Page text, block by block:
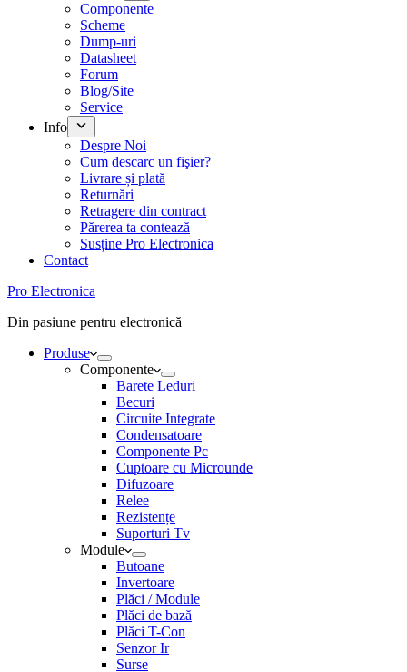
Componente
Scheme
Dump-uri
Datasheet
Forum
Blog/Site
Service
Info
Despre Noi
Cum descarc un fişier?
Livrare și plată
Returnări
Retragere din contract
Părerea ta contează
Susține Pro Electronica
Contact
Pro Electronica
Din pasiune pentru electronică
Produse
Componente
Barete Leduri
Becuri
Circuite Integrate
Condensatoare
Componente Pc
Cuptoare cu Microunde
Difuzoare
Relee
Rezistențe
Suporturi Tv
Module
Butoane
Invertoare
Plăci / Module
Plăci de bază
Plăci T-Con
Senzor Ir
Surse